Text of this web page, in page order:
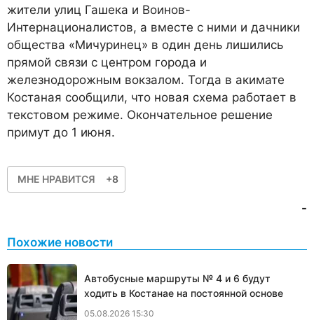
жители улиц Гашека и Воинов-
Интернационалистов, а вместе с ними и дачники
общества «Мичуринец» в один день лишились
прямой связи с центром города и
железнодорожным вокзалом. Тогда в акимате
Костаная сообщили, что новая схема работает в
текстовом режиме. Окончательное решение
примут до 1 июня.
МНЕ НРАВИТСЯ +8
-
Похожие новости
Автобусные маршруты № 4 и 6 будут
ходить в Костанае на постоянной основе
05.08.2026 15:30